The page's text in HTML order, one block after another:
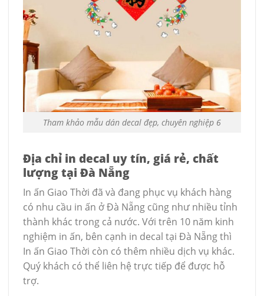
Tham khảo mẫu dán decal đẹp, chuyên nghiệp 6
Địa chỉ in decal uy tín, giá rẻ, chất
lượng tại Đà Nẵng
In ấn Giao Thời đã và đang phục vụ khách hàng
có nhu cầu in ấn ở Đà Nẵng cũng như nhiều tỉnh
thành khác trong cả nước. Với trên 10 năm kinh
nghiệm in ấn, bên cạnh in decal tại Đà Nẵng thì
In ấn Giao Thời còn có thêm nhiều dịch vụ khác.
Quý khách có thể liên hệ trực tiếp để được hỗ
trợ.